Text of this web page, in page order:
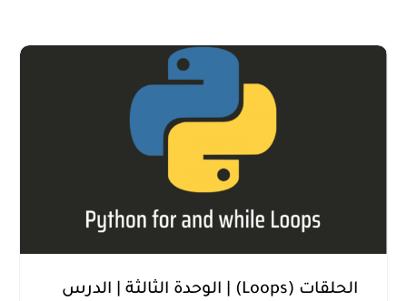
الحلقات (Loops) | الوحدة الثالثة | الدرس